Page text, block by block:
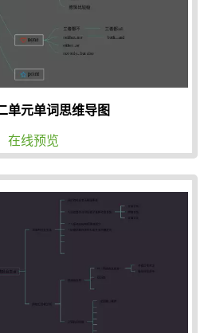
单元单词思维导图
在线预览